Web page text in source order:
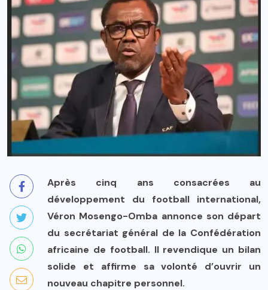
Après cinq ans consacrées au
développement du football international,
Véron Mosengo-Omba annonce son départ
du secrétariat général de la Confédération
africaine de football. Il revendique un bilan
solide et affirme sa volonté d’ouvrir un
nouveau chapitre personnel.